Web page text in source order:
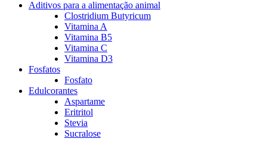
Aditivos para a alimentação animal
Clostridium Butyricum
Vitamina A
Vitamina B5
Vitamina C
Vitamina D3
Fosfatos
Fosfato
Edulcorantes
Aspartame
Eritritol
Stevia
Sucralose